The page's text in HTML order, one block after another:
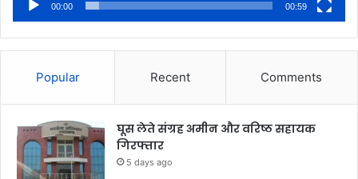
00:00 00:59
Popular Recent Comments
घूस लेते संग्रह अमीन और वरिष्ठ सहायक
गिरफ्तार
5 days ago